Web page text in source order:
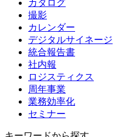
カタログ
撮影
カレンダー
デジタルサイネージ
統合報告書
社内報
ロジスティクス
周年事業
業務効率化
セミナー